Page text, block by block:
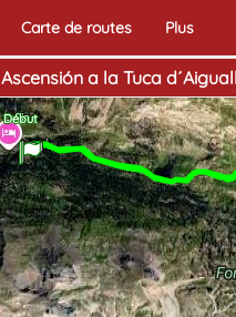
Carte de routes Plus
Ascensión a la Tuca
Début
Fin